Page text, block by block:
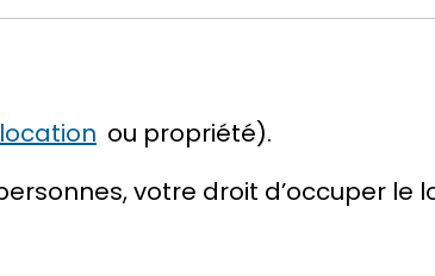
location ou propriété).
votre droit d’occuper le